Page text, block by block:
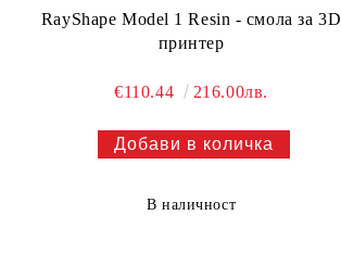
RayShape Model 1 Resin - смола за 3D
принтер
€110.44 216.00лв.
В наличност